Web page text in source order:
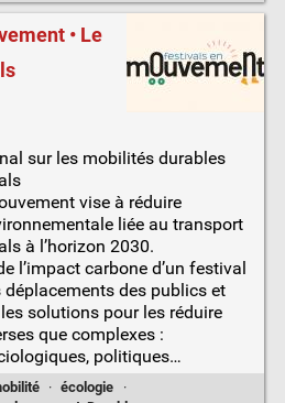
• Le
sur les mobilités durables
vise à réduire
liée au transport
à l’horizon 2030.
l’impact carbone d’un festival
déplacements des publics et
solutions pour les réduire
que complexes :
politiques…
· écologie
·